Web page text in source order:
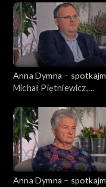
Anna Dymna –
Michał Piętniewicz,
Anna Dymna –